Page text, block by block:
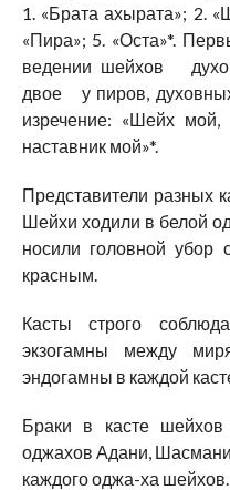
1. «Брата ахырата»; 2.
«Пира»; 5. «Оста»*.
ведении шейхов
двое у пиров,
изречение: «Шейх мой,
наставник мой»*.
Представители разных
Шейхи ходили в белой
носили головной
красным.
Касты строго
экзогамны между
эндогамны в каждой
Браки в касте
оджахов Адани,
каждого оджа-ха шейхов.